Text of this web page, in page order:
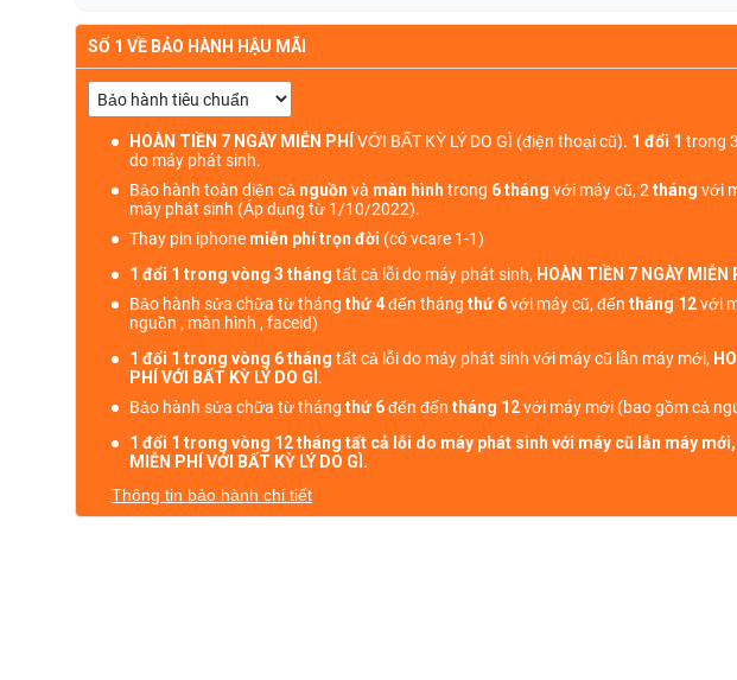
SỐ 1 VỀ BẢO HÀNH HẬU MÃI
HOÀN TIỀN 7 NGÀY MIỄN PHÍ VỚI BẤT KỲ LÝ DO GÌ (điện thoại cũ). 1 đổi 1 trong
do máy phát sinh.
Bảo hành toàn diện cả nguồn và màn hình trong 6 tháng với máy cũ, 2 tháng với
máy phát sinh (Áp dụng từ 1/10/2022).
Thay pin iphone miễn phí trọn đời (có vcare 1-1)
1 đổi 1 trong vòng 3 tháng tất cả lỗi do máy phát sinh, HOÀN TIỀN 7 NGÀY MIỄN
Bảo hành sửa chữa từ tháng thứ 4đến tháng thứ 6với máy cũ, đến tháng 12với
nguồn , màn hình , faceid)
1 đổi 1 trong vòng 6 tháng tất cả lỗi do máy phát sinh với máy cũ lẫn máy mới,
PHÍ VỚI BẤT KỲ LÝ DO GÌ .
Bảo hành sửa chữa từ tháng thứ 6đến đến tháng 12với máy mới (bao gồm cả
1 đổi 1 trong vòng 12 tháng tất cả lỗi do máy phát sinh với máy cũ lẫn máy mới,
MIỄN PHÍ VỚI BẤT KỲ LÝ DO GÌ.
Thông tin bảo hành chi tiết